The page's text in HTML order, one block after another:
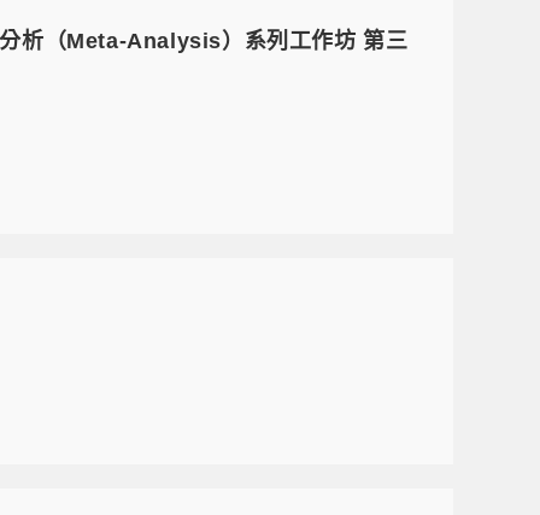
析（Meta-Analysis）系列工作坊 第三